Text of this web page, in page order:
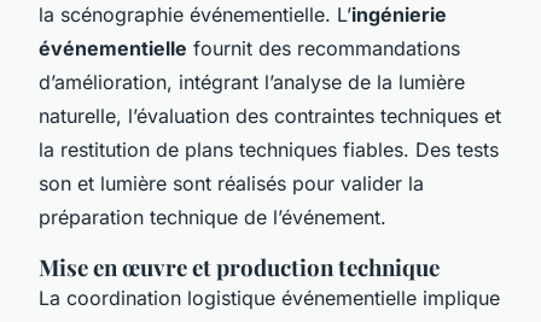
la scénographie événementielle. L’ingénierie
événementielle fournit des recommandations
d’amélioration, intégrant l’analyse de la lumière
naturelle, l’évaluation des contraintes techniques et
la restitution de plans techniques fiables. Des tests
son et lumière sont réalisés pour valider la
préparation technique de l’événement.
Mise en œuvre et production technique
La coordination logistique événementielle implique